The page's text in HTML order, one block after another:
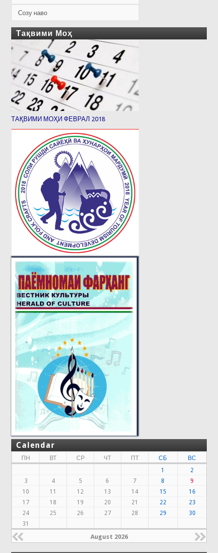
Созу наво
Тақвими Моҳ
ТАҚВИМИ МОҲИ ФЕВРАЛ 2018
Calendar
ПН ВТ СР ЧТ ПТ СБ
ВС
1
2
3
4 5 6 7 8
9
10
11 12 13 14 15
16
17
18 19 20 21 22
23
24
25 26 27 28 29
30
31
August 2026